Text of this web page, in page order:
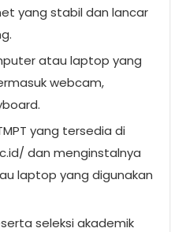
yang stabil dan lancar
atau laptop yang
webcam,
yang tersedia di
dan menginstalnya
laptop yang digunakan
seleksi akademik